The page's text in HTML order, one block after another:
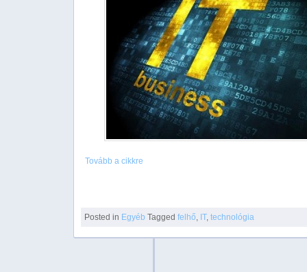
Tovább a cikkre
Posted in Egyéb Tagged felhő, IT,technológia